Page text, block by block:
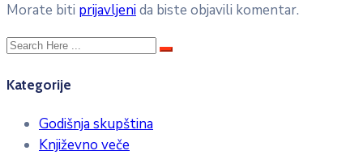
Morate biti prijavljenida biste objavili komentar.
Kategorije
Godišnja skupština
Književno veče